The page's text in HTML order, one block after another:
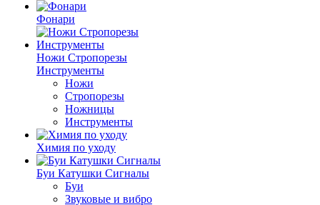
Фонари
Ножи Стропорезы
Инструменты
Ножи
Стропорезы
Ножницы
Инструменты
Химия по уходу
Буи Катушки Сигналы
Буи
Звуковые и вибро